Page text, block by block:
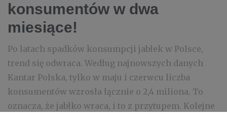
konsumentów w dwa
miesiące!
Po latach spadków konsumpcji jabłek w Polsce,
trend się odwraca. Według najnowszych danych
Kantar Polska, tylko w maju i czerwcu liczba
konsumentów wzrosła łącznie o 2,4 miliona. To
oznacza, że jabłko wraca, i to z przytupem. Kolejne